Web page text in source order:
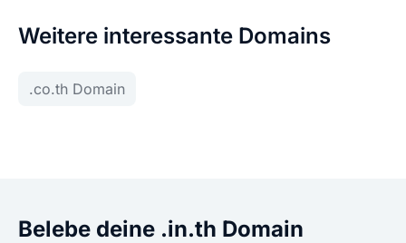
Weitere interessante Domains
.co.th Domain
Belebe deine .in.th Domain